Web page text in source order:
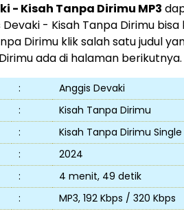
- Kisah Tanpa Dirimu MP3
- Kisah Tanpa Dirimu
Dirimu klik salah satu judul
ada di halaman berikutnya.
:
Anggis Devaki
:
Kisah Tanpa Dirimu
:
Kisah Tanpa Dirimu Single
:
2024
:
4 menit, 49 detik
: MP3, 192 Kbps / 320 Kbps